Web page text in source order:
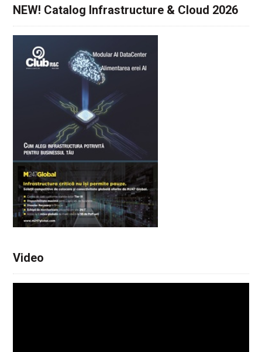
NEW! Catalog Infrastructure & Cloud 2026
Video